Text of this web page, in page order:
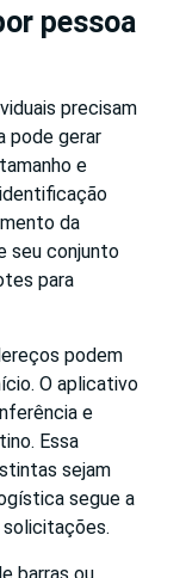
pessoa
precisam
pode gerar
e
da
seu conjunto
para
podem
O aplicativo
e
Essa
sejam
segue a
barras ou